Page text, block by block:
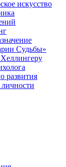
искусство
Судьбы»
развития